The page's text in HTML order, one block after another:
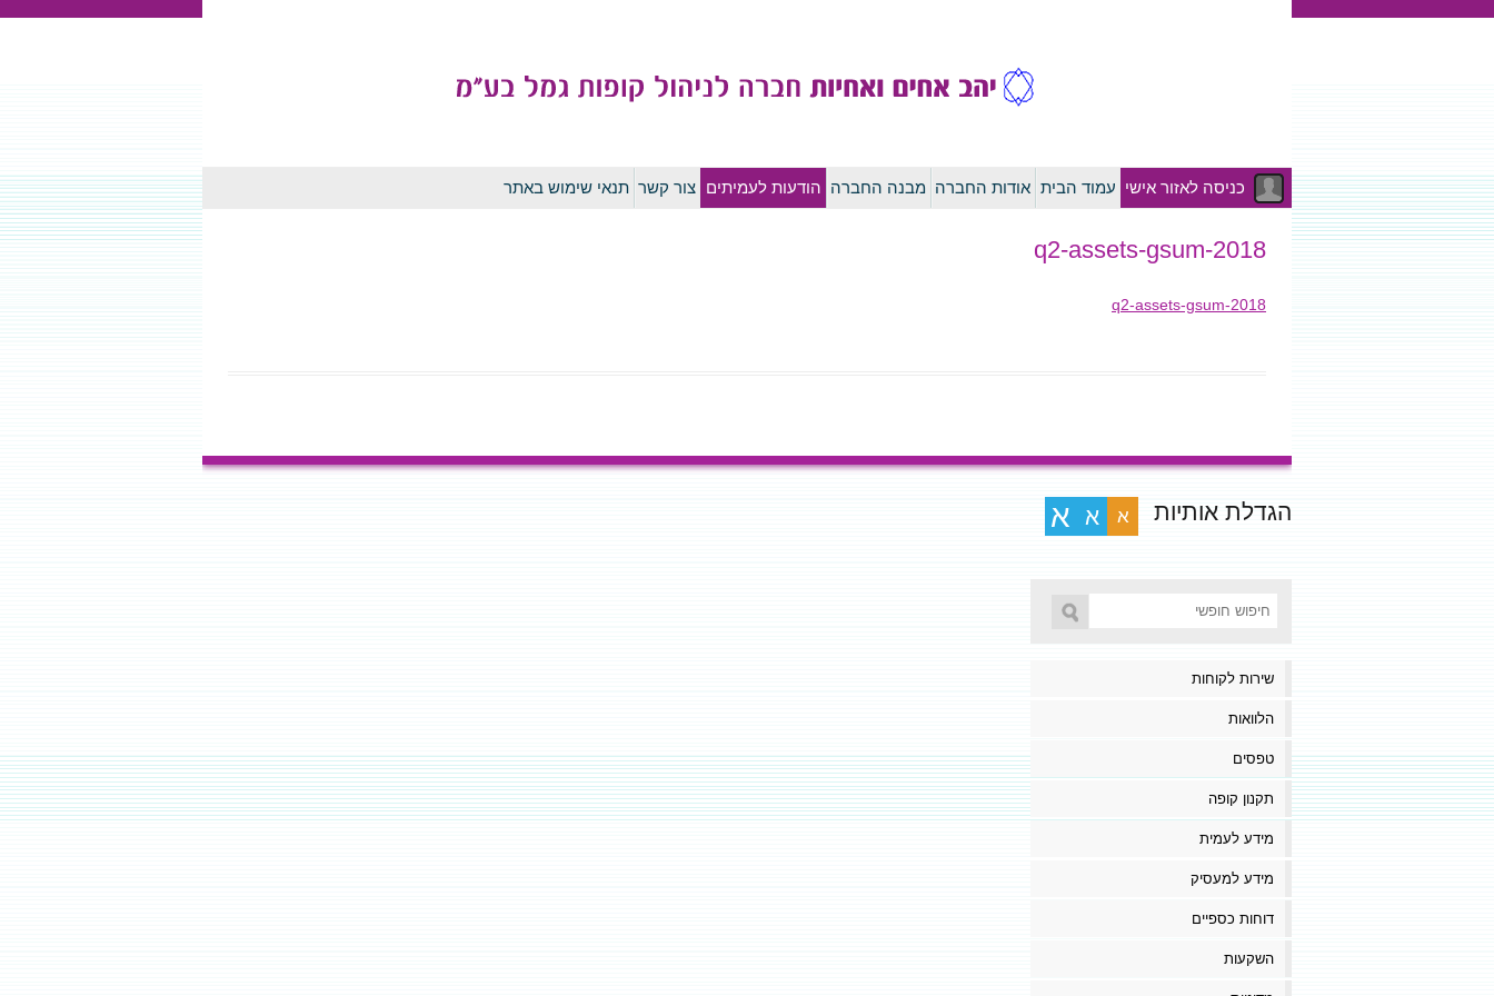
לדלג
לתוכן
כניסה לאזור אישי עמוד הבית אודות החברה מבנה החברה הודעות לעמיתים צור קשר תנאי שימוש באתר
2018-q2-assets-gsum
2018-q2-assets-gsum
הגדלת אותיות א א א
שירות לקוחות
הלוואות
טפסים
תקנון קופה
מידע לעמית
מידע למעסיק
דוחות כספיים
השקעות